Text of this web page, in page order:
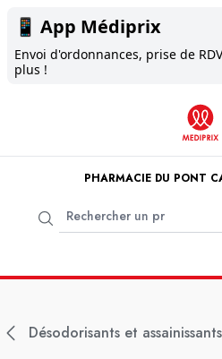
📱 App Médiprix
Envoi d'ordonnances, prise de
plus !
PHARMACIE DU PONT
Désodorisants et assainissants